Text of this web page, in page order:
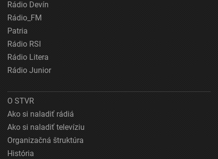
Rádio Devín
Rádio_FM
Patria
Rádio RSI
Rádio Litera
Rádio Junior
O STVR
Ako si naladiť rádiá
Ako si naladiť televíziu
Organizačná štruktúra
História